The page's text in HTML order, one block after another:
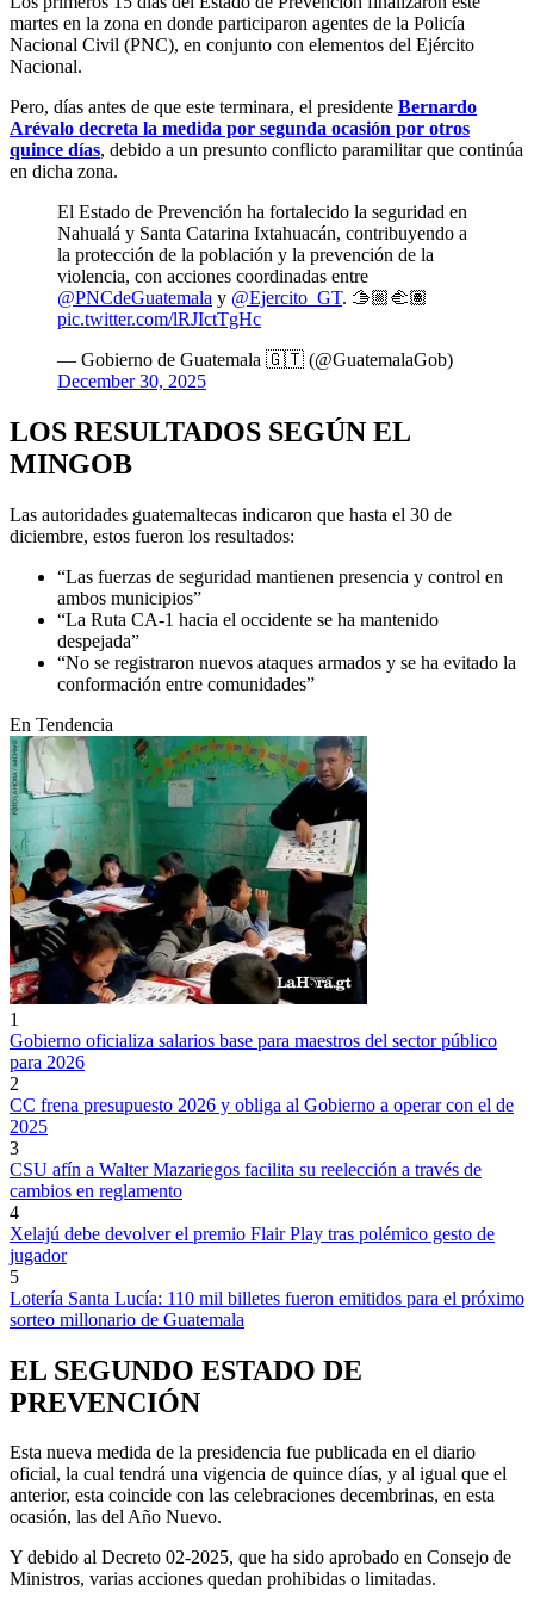
martes en la zona en donde participaron agentes de la Policía
Nacional Civil (PNC), en conjunto con elementos del Ejército
Nacional.
Pero, días antes de que este terminara, el presidente Bernardo
Arévalo decreta la medida por segunda ocasión por otros
quince días, debido a un presunto conflicto paramilitar que continúa
en dicha zona.
El Estado de Prevención ha fortalecido la seguridad en
Nahualá y Santa Catarina Ixtahuacán, contribuyendo a
la protección de la población y la prevención de la
violencia, con acciones coordinadas entre
@PNCdeGuatemala y @Ejercito_GT. 🫱🏼‍🫲🏽
pic.twitter.com/lRJIctTgHc
— Gobierno de Guatemala 🇬🇹 (@GuatemalaGob)
December 30, 2025
LOS RESULTADOS SEGÚN EL
MINGOB
Las autoridades guatemaltecas indicaron que hasta el 30 de
diciembre, estos fueron los resultados:
“Las fuerzas de seguridad mantienen presencia y control en
ambos municipios”
“La Ruta CA-1 hacia el occidente se ha mantenido
despejada”
“No se registraron nuevos ataques armados y se ha evitado la
conformación entre comunidades”
En Tendencia
1
Gobierno oficializa salarios base para maestros del sector público
para 2026
2
CC frena presupuesto 2026 y obliga al Gobierno a operar con el de
2025
3
CSU afín a Walter Mazariegos facilita su reelección a través de
cambios en reglamento
4
Xelajú debe devolver el premio Flair Play tras polémico gesto de
jugador
5
Lotería Santa Lucía: 110 mil billetes fueron emitidos para el próximo
sorteo millonario de Guatemala
EL SEGUNDO ESTADO DE
PREVENCIÓN
Esta nueva medida de la presidencia fue publicada en el diario
oficial, la cual tendrá una vigencia de quince días, y al igual que el
anterior, esta coincide con las celebraciones decembrinas, en esta
ocasión, las del Año Nuevo.
Y debido al Decreto 02-2025, que ha sido aprobado en Consejo de
Ministros, varias acciones quedan prohibidas o limitadas.